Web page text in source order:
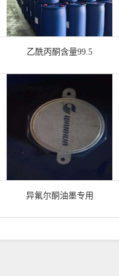
乙酰丙酮含量99.5
异氟尔酮油墨专用